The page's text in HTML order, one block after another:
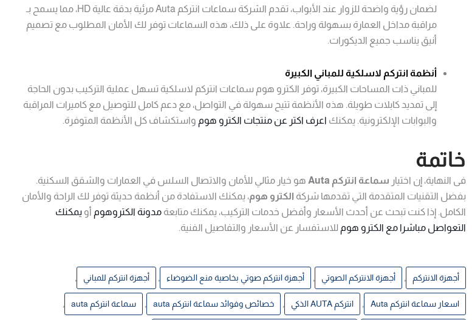
لضمان رؤية واضحة للزوار عند الأبواب، تقدم الشركة سماعات انتركم Auta مرئية بدقة عالية HD، مما يسمح بـ
مراقبة مداخل العمارة بسهولة وراحة. علاوة على ذلك، هذه السماعات توفر لك الأمان المطلوب مع تصميم
أنيق يناسب جميع الديكورات.
أنظمة انتركم لاسلكية للمباني الكبيرة
للمباني ذات المساحات الكبيرة، توفر الكترو هوم سماعات انتركم لاسلكية تسهل عملية التركيب بدون الحاجة
إلى تمديد كابلات طويلة. هذه الأنظمة تتيح سهولة في التواصل، مع دعم كامل للتوصيل مع كاميرات المراقبة
والبوابات الإلكترونية. يمكنك اعرف اكتر عن منتجات الكترو هوم واستكشاف كل الأنظمة المتوفرة.
خاتمة
فى النهاية، إن اختيار سماعة انتركم Auta
هو خيار مثالي للأمان والاتصال السلس في العمارات والشقق السكنية.
بفضل التقنيات المتقدمة التي تقدمها شركة الكترو هوم، يمكنك الاستفادة من أنظمة حديثة توفر لك الراحة والأمان
الكامل. إذا كنت تبحث عن أحدث الأسعار وأفضل خدمات التركيب، يمكنك متابعة مدونة الكتروهوم أو يمكنك
التعواصل مباشرا مع الكترو هوم للاستفسار عن الأسعار والتفاصيل الفنية.
أجهزة الانتركم , أجهزة الانتركم الصوتي , أجهزة انتركم صوتي بخاصية منع الضوضاء , أجهزة انتركم للمباني ,
اسعار سماعة انتركم Auta , انتركم AUTA الذكي , خصائص وفوائد سماعة انتركم auta , سماعة انتركم auta ,